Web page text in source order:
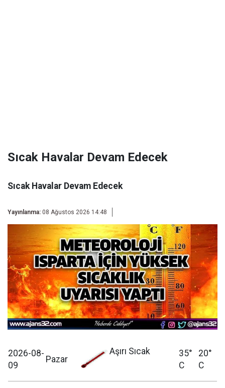
Sıcak Havalar Devam Edecek
Sıcak Havalar Devam Edecek
Yayınlanma: 08 Ağustos 2026 14:48
2026-08-
09
Pazar
Aşırı Sıcak
35°
C
20°
C